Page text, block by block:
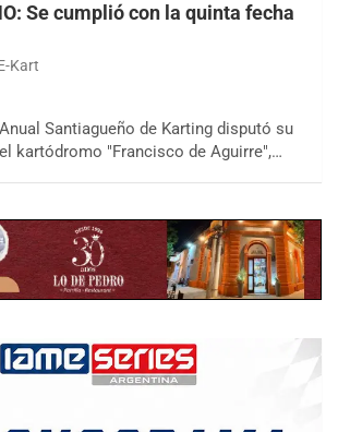
Se cumplió con la quinta fecha
Kart
Santiagueño de Karting disputó su
kartódromo "Francisco de Aguirre",…